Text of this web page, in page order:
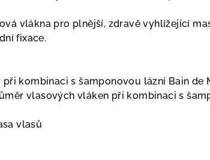
vlákna pro plnější, zdravě vyhlížející
fixace.
kombinaci s šamponovou lázní Bain de
vlasových vláken při kombinaci s
vlasů